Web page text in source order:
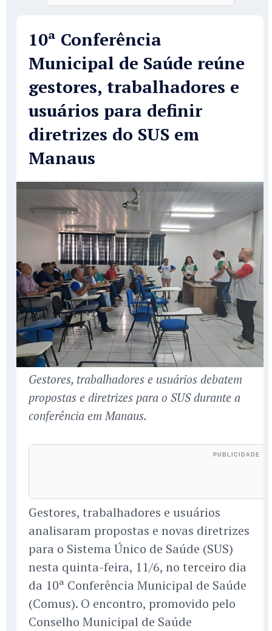
10ª Conferência
Municipal de Saúde reúne
gestores, trabalhadores e
usuários para definir
diretrizes do SUS em
Manaus
Gestores, trabalhadores e usuários debatem
propostas e diretrizes para o SUS durante a
conferência em Manaus.
Gestores, trabalhadores e usuários
analisaram propostas e novas diretrizes
para o Sistema Único de Saúde (SUS)
nesta quinta-feira, 11/6, no terceiro dia
da 10ª Conferência Municipal de Saúde
(Comus). O encontro, promovido pelo
Conselho Municipal de Saúde